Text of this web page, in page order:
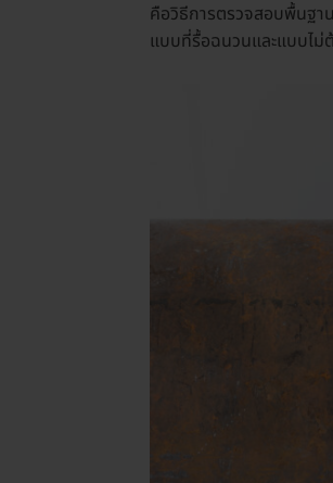
คือวิธีการตรวจสอบพื้นฐา
แบบที่รื้อฉนวนและแบบไ